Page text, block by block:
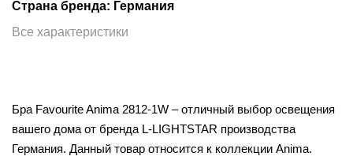
Страна бренда: Германия
Все характеристики
Бра Favourite Anima 2812-1W – отличный выбор освещения
вашего дома от бренда L-LIGHTSTAR производства
Германия. Данный товар относится к коллекции Anima.